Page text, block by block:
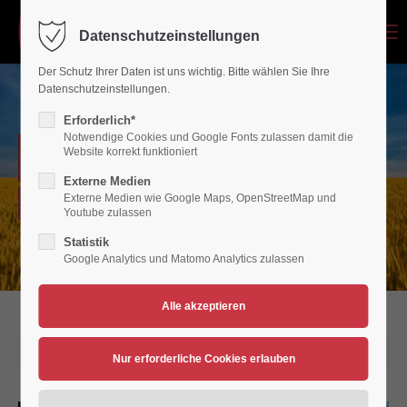
Login
Benutzername
Anmelden
Support
NEWSARCHIV
Verein für Bewegungsspiele 1936/45 Polch/Maifeld e.V.
11.06.2018 15:26
Datenschutzeinstellungen
Der Schutz Ihrer Daten ist uns wichtig. Bitte wählen Sie Ihre
Datenschutzeinstellungen.
Erforderlich*
Notwendige Cookies und Google Fonts zulassen damit die
Website korrekt funktioniert
Externe Medien
Externe Medien wie Google Maps, OpenStreetMap und
Youtube zulassen
Statistik
Google Analytics und Matomo Analytics zulassen